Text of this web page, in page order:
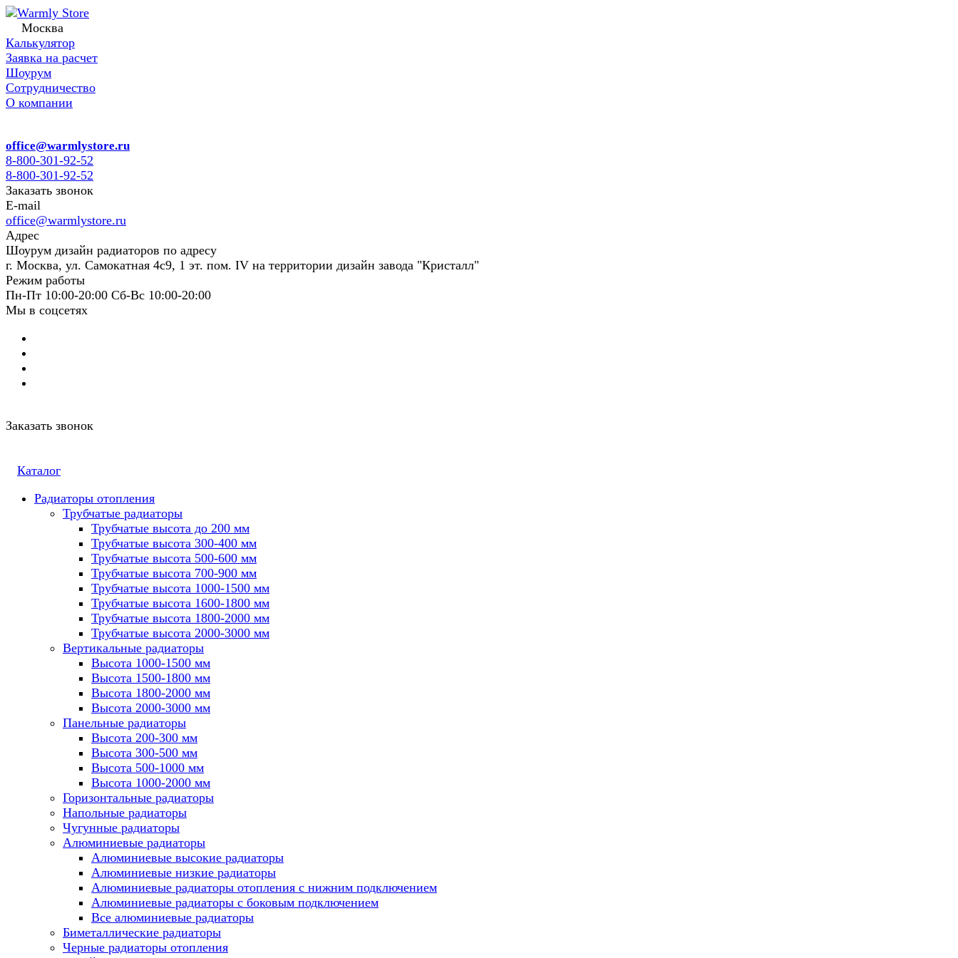
Москва
Калькулятор
Заявка на расчет
Шоурум
Сотрудничество
О компании
office@warmlystore.ru
8-800-301-92-52
8-800-301-92-52
Заказать звонок
E-mail
office@warmlystore.ru
Адрес
Шоурум дизайн радиаторов по адресу
г. Москва, ул. Самокатная 4с9, 1 эт. пом. IV на территории дизайн завода "Кристалл"
Режим работы
Пн-Пт 10:00-20:00 Сб-Вс 10:00-20:00
Мы в соцсетях
Заказать звонок
Каталог
Радиаторы отопления
Трубчатые радиаторы
Трубчатые высота до 200 мм
Трубчатые высота 300-400 мм
Трубчатые высота 500-600 мм
Трубчатые высота 700-900 мм
Трубчатые высота 1000-1500 мм
Трубчатые высота 1600-1800 мм
Трубчатые высота 1800-2000 мм
Трубчатые высота 2000-3000 мм
Вертикальные радиаторы
Высота 1000-1500 мм
Высота 1500-1800 мм
Высота 1800-2000 мм
Высота 2000-3000 мм
Панельные радиаторы
Высота 200-300 мм
Высота 300-500 мм
Высота 500-1000 мм
Высота 1000-2000 мм
Горизонтальные радиаторы
Напольные радиаторы
Чугунные радиаторы
Алюминиевые радиаторы
Алюминиевые высокие радиаторы
Алюминиевые низкие радиаторы
Алюминиевые радиаторы отопления с нижним подключением
Алюминиевые радиаторы с боковым подключением
Все алюминиевые радиаторы
Биметаллические радиаторы
Черные радиаторы отопления